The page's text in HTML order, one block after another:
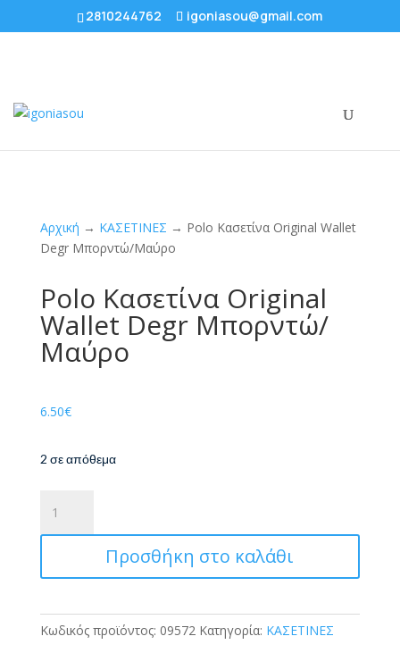
2810244762 igoniasou@gmail.com
Αρχική → ΚΑΣΕΤΙΝΕΣ → Polo Κασετίνα Original Wallet
Degr Μπορντώ/Μαύρο
Polo Κασετίνα Original
Wallet Degr Μπορντώ/
Μαύρο
6.50€
2 σε απόθεμα
Κασετίνα
Original
Degr
Μαύρο
ποσότητα
Προσθήκη στο καλάθι
Κωδικός προϊόντος: 09572 Κατηγορία: ΚΑΣΕΤΙΝΕΣ